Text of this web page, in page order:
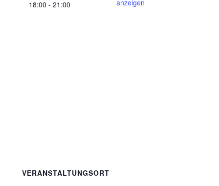
18:00 - 21:00
anzeigen
VERANSTALTUNGSORT